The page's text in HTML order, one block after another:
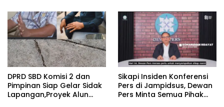
Kecamatan Palla, Ama
Aris Weekaredi
DPRD SBD Komisi 2 dan
Pimpinan Siap Gelar Sidak
Lapangan,Proyek Alun
Sikapi Insiden Konferensi
Pers di Jampidsus, Dewan
Pers Minta Semua Pihak